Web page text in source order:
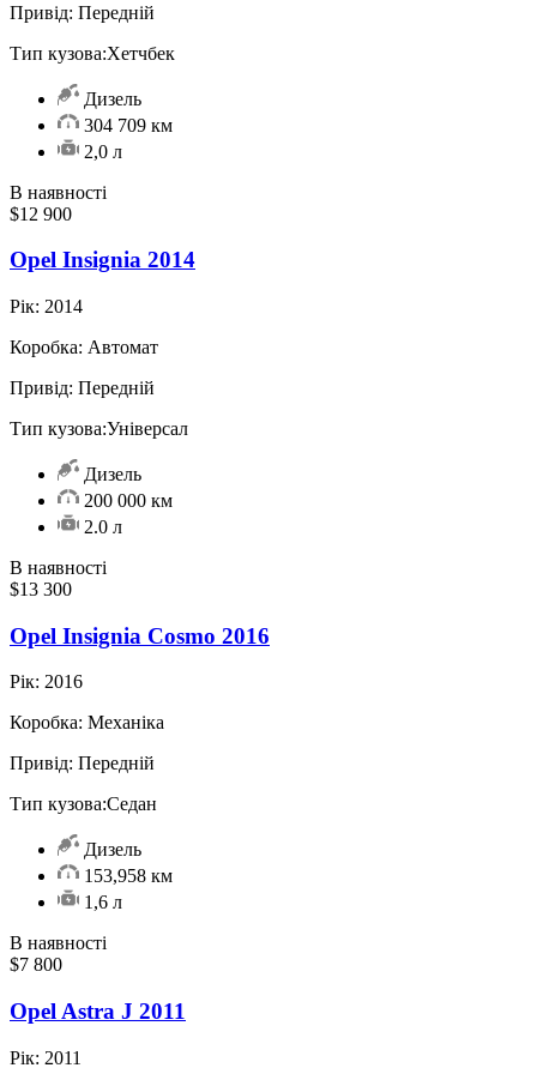
Привід: Передній
Тип кузова:Хетчбек
Дизель
304 709 км
2,0 л
В наявності
$12 900
Opel Insignia 2014
Рік: 2014
Коробка: Автомат
Привід: Передній
Тип кузова:Універсал
Дизель
200 000 км
2.0 л
В наявності
$13 300
Opel Insignia Cosmo 2016
Рік: 2016
Коробка: Механіка
Привід: Передній
Тип кузова:Седан
Дизель
153,958 км
1,6 л
В наявності
$7 800
Opel Astra J 2011
Рік: 2011